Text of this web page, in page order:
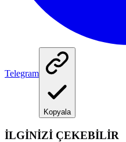
Telegram
Kopyala
İLGİNİZİ ÇEKEBİLİR